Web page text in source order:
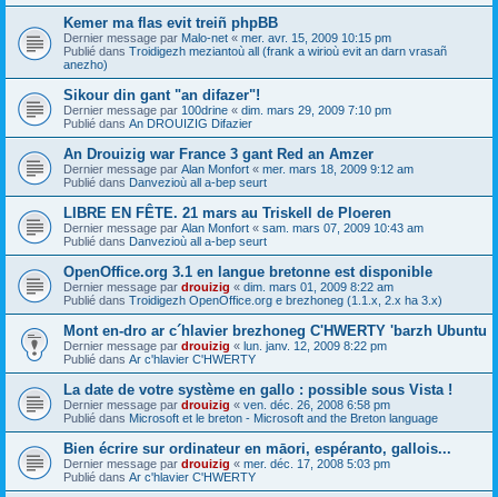
Kemer ma flas evit treiñ phpBB
Dernier message par Malo-net « mer. avr. 15, 2009 10:15 pm
Publié dans Troidigezh meziantoù all (frank a wirioù evit an darn vrasañ
anezho)
Sikour din gant "an difazer"!
Dernier message par 100drine « dim. mars 29, 2009 7:10 pm
Publié dans An DROUIZIG Difazier
An Drouizig war France 3 gant Red an Amzer
Dernier message par Alan Monfort « mer. mars 18, 2009 9:12 am
Publié dans Danvezioù all a-bep seurt
LIBRE EN FÊTE. 21 mars au Triskell de Ploeren
Dernier message par Alan Monfort « sam. mars 07, 2009 10:43 am
Publié dans Danvezioù all a-bep seurt
OpenOffice.org 3.1 en langue bretonne est disponible
Dernier message par drouizig « dim. mars 01, 2009 8:22 am
Publié dans Troidigezh OpenOffice.org e brezhoneg (1.1.x, 2.x ha 3.x)
Mont en-dro ar c´hlavier brezhoneg C'HWERTY 'barzh Ubuntu
Dernier message par drouizig « lun. janv. 12, 2009 8:22 pm
Publié dans Ar c'hlavier C'HWERTY
La date de votre système en gallo : possible sous Vista !
Dernier message par drouizig « ven. déc. 26, 2008 6:58 pm
Publié dans Microsoft et le breton - Microsoft and the Breton language
Bien écrire sur ordinateur en māori, espéranto, gallois...
Dernier message par drouizig « mer. déc. 17, 2008 5:03 pm
Publié dans Ar c'hlavier C'HWERTY